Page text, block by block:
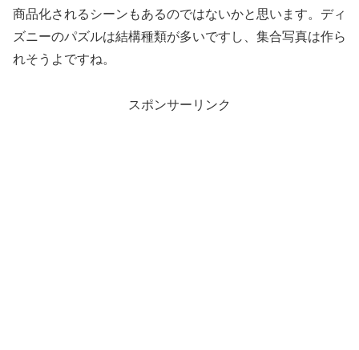
商品化されるシーンもあるのではないかと思います。ディ
ズニーのパズルは結構種類が多いですし、集合写真は作ら
れそうよですね。
スポンサーリンク